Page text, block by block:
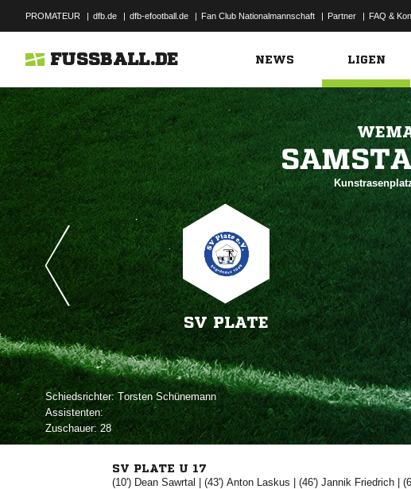
PROMATEUR | dfb.de | dfb-efootball.de | Fan Club Nationalmannschaft | Partner | FAQ &
FUSSBALL.DE NEWS LIGEN
SV PLATE
Schiedsrichter: 
Assistenten:
Zuschauer:28
SV PLATE U 17
(10')  | (43')  | (46') |